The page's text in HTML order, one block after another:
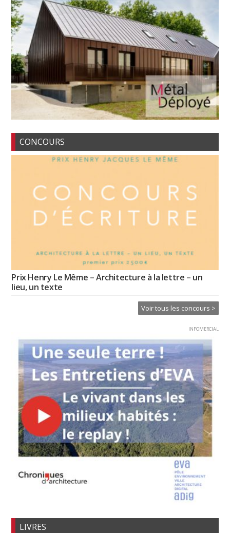
CONCOURS
Prix Henry Le Même – Architecture à la lettre – un
lieu, un texte
Voir tous les concours >
INFOMERCIAL
LIVRES